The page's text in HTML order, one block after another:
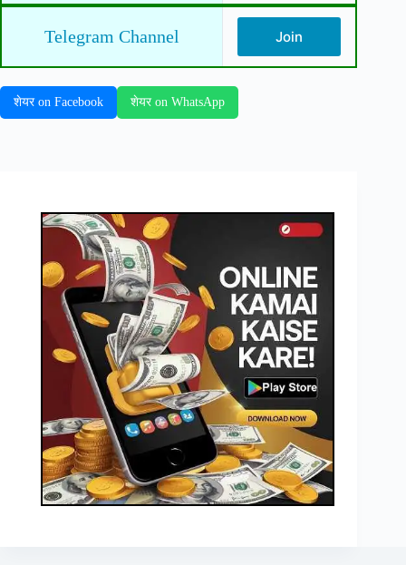
Telegram Channel Join
शेयर on Facebook शेयर on WhatsApp